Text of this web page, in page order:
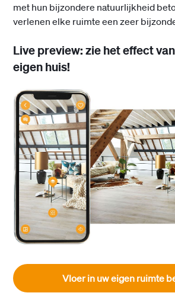
met hun bijzondere natuurlijkheid
verlenen elke ruimte een zeer
Live preview: zie het effect
eigen huis!
Vloer in uw eigen ruimte